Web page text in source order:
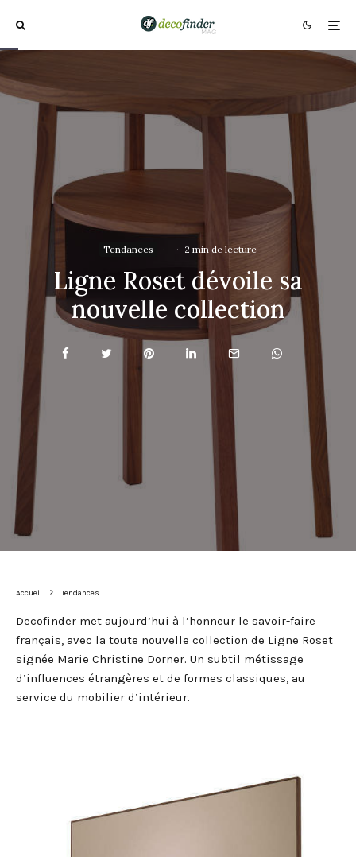
Tendances · · 2 min de lecture
Ligne Roset dévoile sa
nouvelle collection
Accueil Tendances
Decofinder met aujourd’hui à l’honneur le savoir-faire
français, avec la toute nouvelle collection de Ligne Roset
signée Marie Christine Dorner. Un subtil métissage
d’influences étrangères et de formes classiques, au
service du mobilier d’intérieur.